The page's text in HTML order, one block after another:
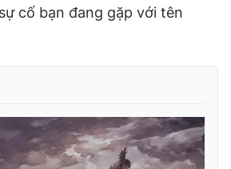
cố bạn đang gặp với tên